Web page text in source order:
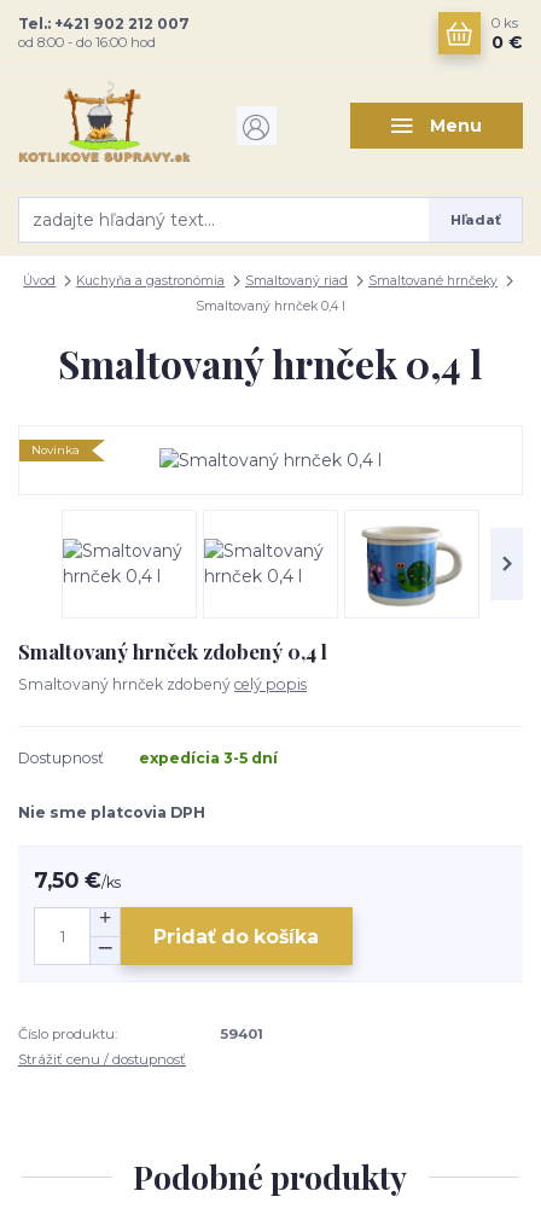
Menu
Hľadať
Tel.: +421 902 212 007
od 8:00 - do 16:00 hod
0 ks
0 €
Úvod Kuchyňa a gastronómia Smaltovaný riad
Smaltované hrnčeky
Smaltovaný hrnček 0,4 l
Smaltovaný hrnček 0,4 l
Novinka
Smaltovaný hrnček zdobený 0,4 l
Smaltovaný hrnček zdobený celý popis
Dostupnosť expedícia 3-5 dní
Nie sme platcovia DPH
7,50 €/ks
Pridať do košíka
Číslo produktu:
59401
Strážiť cenu / dostupnosť
Podobné produkty